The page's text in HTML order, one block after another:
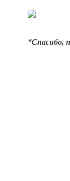
“Спасибо,